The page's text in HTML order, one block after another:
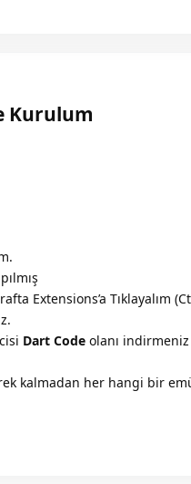
Kurulum
Extensions’a Tıklayalım
Dart Code olanı
kalmadan her hangi bir